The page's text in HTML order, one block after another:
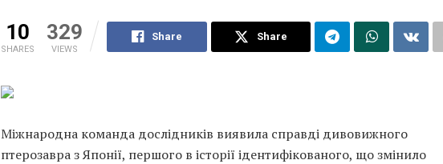
10
SHARES
329
VIEWS
Share Share
Міжнародна команда дослідників виявила справді дивовижного
птерозавра з Японії, першого в історії ідентифікованого, що змінило